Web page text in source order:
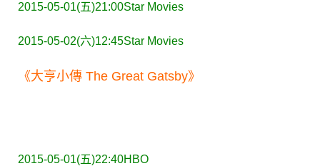
2015-05-01(五)21:00Star Movies
2015-05-02(六)12:45Star Movies
《大亨小傳 The Great Gatsby》
2015-05-01(五)22:40HBO